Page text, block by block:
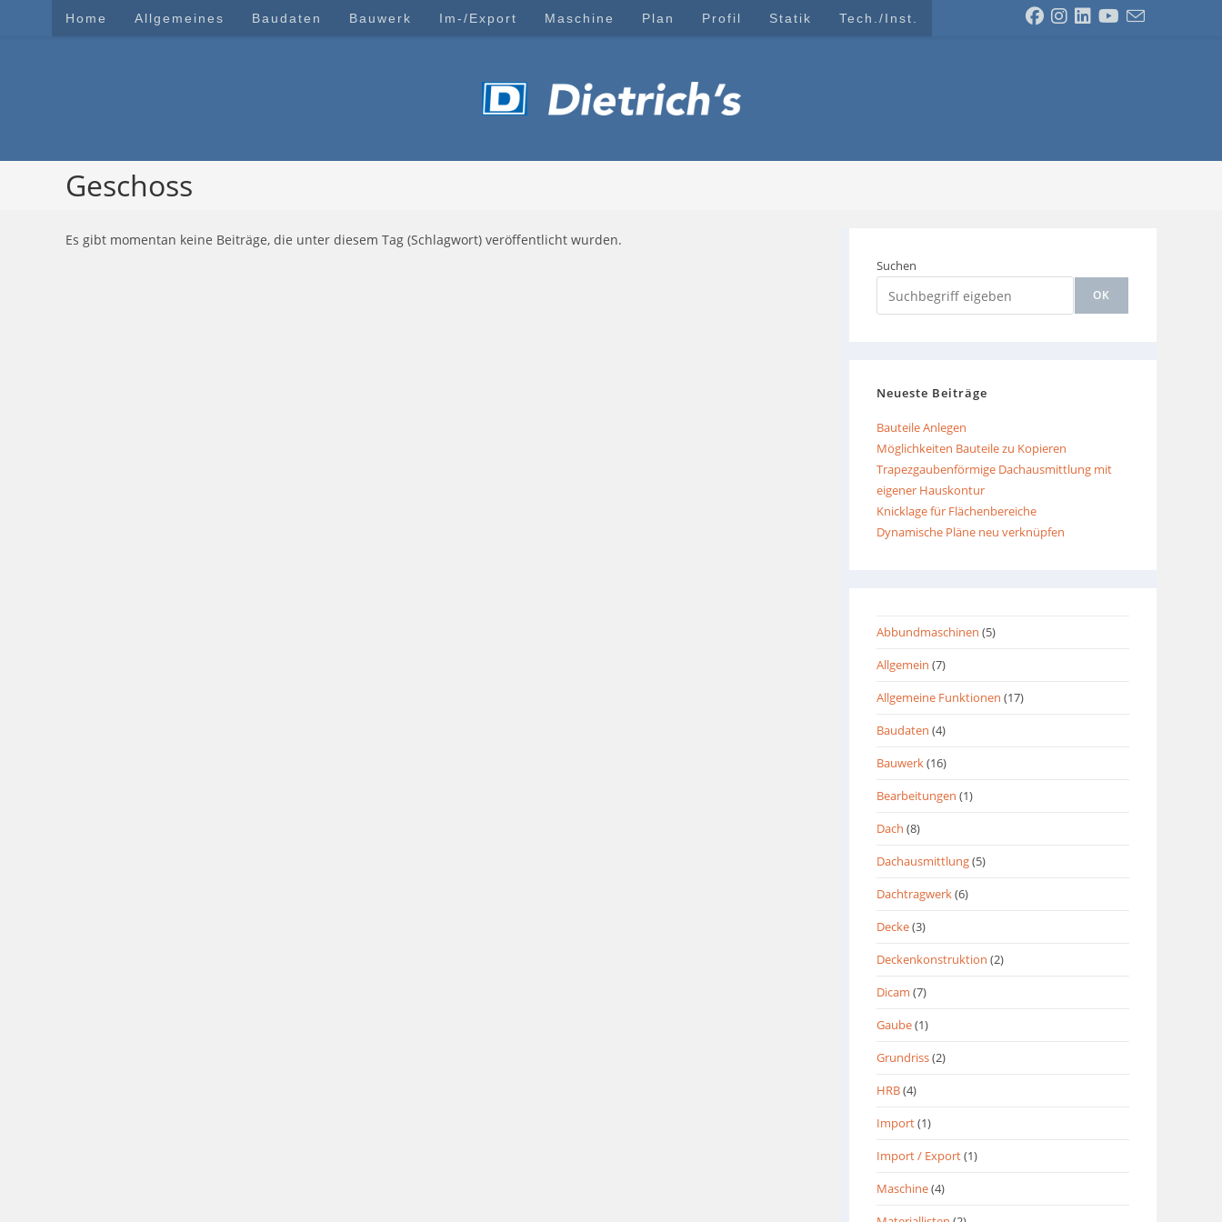
Home Allgemeines Baudaten Bauwerk Im-/Export Maschine Plan Profil Statik Tech./Inst.
Geschoss
Es gibt momentan keine Beiträge, die unter diesem Tag (Schlagwort) veröffentlicht wurden.
Suchen
OK
Neueste Beiträge
Bauteile Anlegen
Möglichkeiten Bauteile zu Kopieren
Trapezgaubenförmige Dachausmittlung mit
eigener Hauskontur
Knicklage für Flächenbereiche
Dynamische Pläne neu verknüpfen
Abbundmaschinen (5)
Allgemein (7)
Allgemeine Funktionen (17)
Baudaten (4)
Bauwerk(16)
Bearbeitungen (1)
Dach (8)
Dachausmittlung(5)
Dachtragwerk(6)
Decke(3)
Deckenkonstruktion (2)
Dicam (7)
Gaube(1)
Grundriss(2)
HRB(4)
Import(1)
Import / Export(1)
Maschine(4)